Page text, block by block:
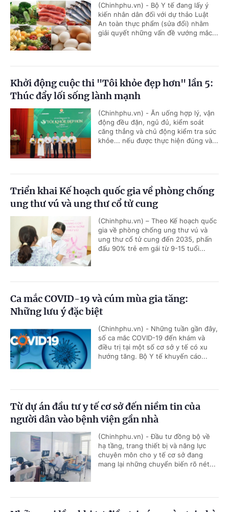
(Chinhphu.vn) - Bộ Y tế đang lấy ý
kiến nhân dân đối với dự thảo Luật
An toàn thực phẩm (sửa đổi) nhằm
giải quyết những vấn đề vướng mắc...
Khởi động cuộc thi "Tôi khỏe đẹp hơn" lần 5:
Thúc đẩy lối sống lành mạnh
(Chinhphu.vn) - Ăn uống hợp lý, vận
động đều đặn, ngủ đủ, kiểm soát
căng thẳng và chủ động kiểm tra sức
khỏe... nếu được thực hiện đúng và...
Triển khai Kế hoạch quốc gia về phòng chống
ung thư vú và ung thư cổ tử cung
(Chinhphu.vn) – Theo Kế hoạch quốc
gia về phòng chống ung thư vú và
ung thư cổ tử cung đến 2035, phấn
đấu 90% trẻ em gái từ 9-15 tuổi...
Ca mắc COVID-19 và cúm mùa gia tăng:
Những lưu ý đặc biệt
(Chinhphu.vn) - Những tuần gần đây,
số ca mắc COVID-19 đến khám và
điều trị tại một số cơ sở y tế có xu
hướng tăng. Bộ Y tế khuyến cáo...
Từ dự án đầu tư y tế cơ sở đến niềm tin của
người dân vào bệnh viện gần nhà
(Chinhphu.vn) - Đầu tư đồng bộ về
hạ tầng, trang thiết bị và năng lực
chuyên môn cho y tế cơ sở đang
mang lại những chuyển biến rõ nét...